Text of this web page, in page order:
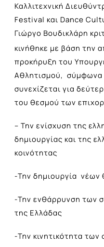
Καλλιτεχνική
Festival και Dance
Γιώργο Βουδικλάρη
κινήθηκε με βάση την
προκήρυξη του
Αθλητισμού, σύμφωνα
συνεχίζεται για
του θεσμού των
– Την ενίσχυση της
δημιουργίας και της
κοινότητας
-Την δημιουργία νέων
-Την ενθάρρυνση των
της Ελλάδας
-Την κινητικότητα